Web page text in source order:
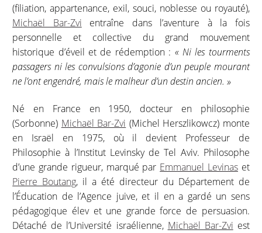
(filiation, appartenance, exil, souci, noblesse ou royauté),
Michaël Bar-Zvi entraîne dans l’aventure à la fois
personnelle et collective du grand mouvement
historique d’éveil et de rédemption : « Ni les tourments
passagers ni les convulsions d’agonie d’un peuple mourant
ne l’ont engendré, mais le malheur d’un destin ancien. »
Né en France en 1950, docteur en philosophie
(Sorbonne) Michaël Bar-Zvi (Michel Herszlikowcz) monte
en Israël en 1975, où il devient Professeur de
Philosophie à l’Institut Levinsky de Tel Aviv. Philosophe
d’une grande rigueur, marqué par Emmanuel Levinaset
Pierre Boutang, il a été directeur du Département de
l’Éducation de l’Agence juive, et il en a gardé un sens
pédagogique élev et une grande force de persuasion.
Détaché de l’Université israélienne, Michaël Bar-Zvi est